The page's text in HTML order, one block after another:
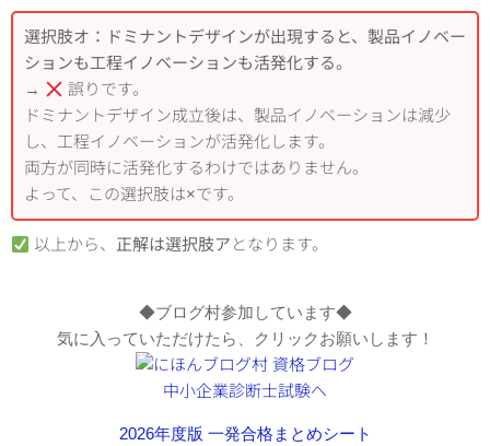
選択肢オ：ドミナントデザインが出現すると、製品イノベー
ションも工程イノベーションも活発化する。
→
誤りです。
ドミナントデザイン成立後は、製品イノベーションは減少
し、工程イノベーションが活発化します。
両方が同時に活発化するわけではありません。
よって、この選択肢は×です。
以上から、 正解は選択肢ア となります。
◆ブログ村参加しています◆
気に入っていただけたら、クリックお願いします！
2026年度版 一発合格まとめシート